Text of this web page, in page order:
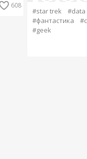
608
#star trek
#data
#фантастика
#geek